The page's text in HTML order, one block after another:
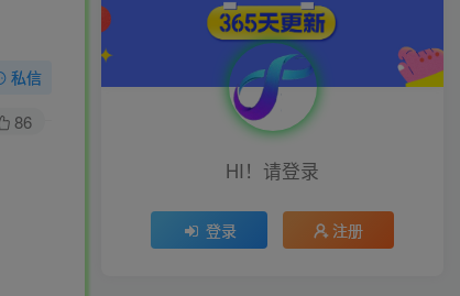
私信
86
HI！请登录
登录 注册